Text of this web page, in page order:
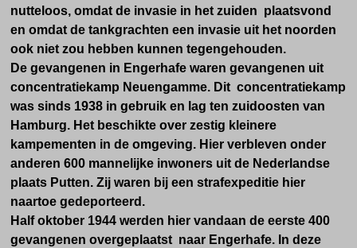
nutteloos, omdat de invasie in het zuiden plaatsvond
en omdat de tankgrachten een invasie uit het noorden
ook niet zou hebben kunnen tegengehouden.
De gevangenen in Engerhafe waren gevangenen uit
concentratiekamp Neuengamme. Dit concentratiekamp
was sinds 1938 in gebruik en lag ten zuidoosten van
Hamburg. Het beschikte over zestig kleinere
kampementen in de omgeving. Hier verbleven onder
anderen 600 mannelijke inwoners uit de Nederlandse
plaats Putten. Zij waren bij een strafexpeditie hier
naartoe gedeporteerd.
Half oktober 1944 werden hier vandaan de eerste 400
gevangenen overgeplaatst naar Engerhafe. In deze